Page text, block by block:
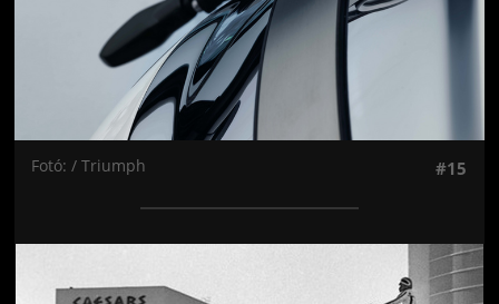
Fotó: / Triumph #15